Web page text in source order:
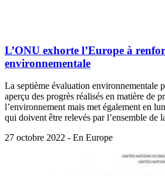
L’ONU exhorte l’Europe à
environnementale
La septième évaluation environnementale
aperçu des progrès réalisés en matière de
l’environnement mais met également en
qui doivent être relevés par l’ensemble de
27 octobre 2022 - En Europe